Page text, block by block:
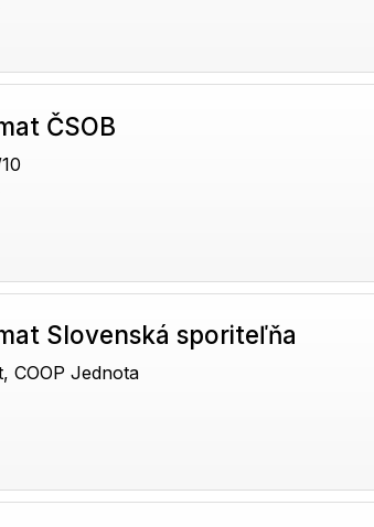
ČSOB
Slovenská sporiteľňa
COOP Jednota